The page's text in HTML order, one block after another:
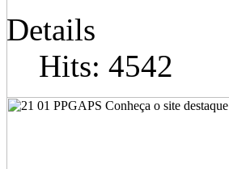
Details
Hits: 4542